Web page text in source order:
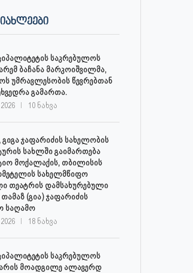
საკრებულოს
ბაჩანა მარკოიშვილმა,
უმრავლესობის წევრებთან
გამართა.
10 ნახვა
გიგა ჯაფარიძის სახელობის
სახლში გაიმართება
მოქალაქის, თბილისის
სახელმწიფო
თეატრის დამსახურებული
(გია) ჯაფარიძის
საღამო
18 ნახვა
საკრებულოს
მოადგილე ალავერდ